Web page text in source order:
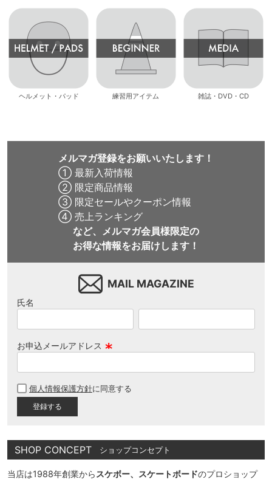
ヘルメット・パッド 練習用アイテム 雑誌・DVD・CD
メルマガ登録をお願いいたします！
① 最新入荷情報
② 限定商品情報
③ 限定セールやクーポン情報
④ 売上ランキング
など、メルマガ会員様限定の
お得な情報をお届けします！
MAIL MAGAZINE
氏名
お申込メールアドレス
須
個人情報保護方針に同意する
SHOP CONCEPT ショップコンセプト
当店は1988年創業から スケボー、スケートボードのプロショップ